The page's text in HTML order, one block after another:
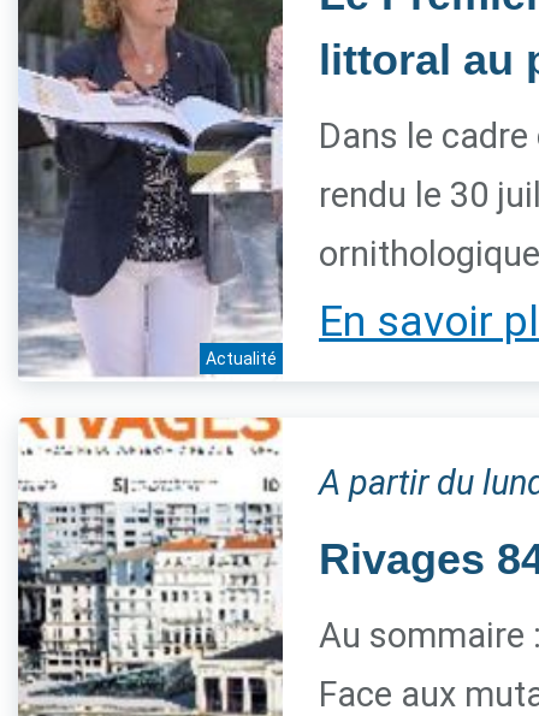
Actualité
littoral au
Dans le
rendu le 30
En savoir
A partir du
Rivages
Au sommaire
Face aux